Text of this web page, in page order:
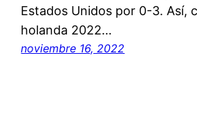
Estados Unidos por 0-3. Así,
holanda 2022…
noviembre 16, 2022